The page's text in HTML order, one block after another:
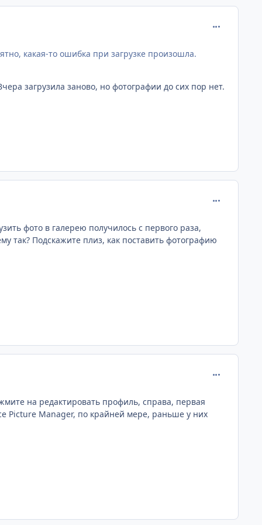
какая-то ошибка при загрузке произошла.
загрузила заново, но фотографии до сих пор нет.
фото в галерею получилось с первого раза,
так? Подскажите плиз, как поставить фотографию
на редактировать профиль, справа, первая
Picture Manager, по крайней мере, раньше у них